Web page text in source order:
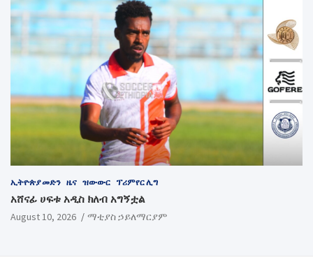
ኢትዮጵያ መድን ዜና ዝውውር ፕሪምየር ሊግ
አሸናፊ ሀፍቱ አዲስ ክለብ አግኝቷል
August 10, 2026 ማቲያስ ኃይለማርያም